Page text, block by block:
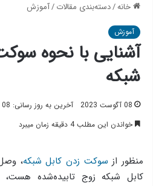
خانه/دسته‌بندی مقالات/آموزش
آموزش
آشنایی با نحوه
شبکه
08 آگوست 2023 آخرین به روز رسانی: 08 آگوست 2023
خواندن این مطلب 4 دقیقه زمان میبرد
منظور از سوکت زدن کابل شبکه
کابل شبکه زوج تابیده‌شده‌ هست،